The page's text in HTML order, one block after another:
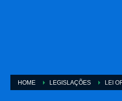
HOME LEGISLAÇÕES LEI